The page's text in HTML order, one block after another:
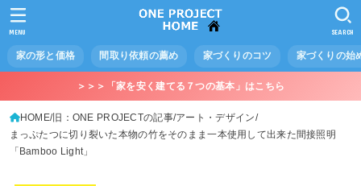
家の形と価格 間取り依頼の薦め 家づくりのコツ 家づくりの始
SEARCH
MENU
＞＞＞「家を安く建てる７つの基本」はこちら
HOME 旧：ONE PROJECTの記事 アート・デザイン
まっぷたつに切り裂いた本物の竹をそのまま一本使用して出来た間接照明
「Bamboo Light」